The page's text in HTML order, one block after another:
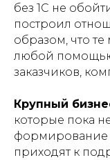
без 1С не
построил
образом, что те
любой
заказчиков,
Крупный
которые пока
формирование
приходят к